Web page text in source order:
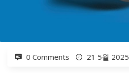
0 Comments 21 5월 2025